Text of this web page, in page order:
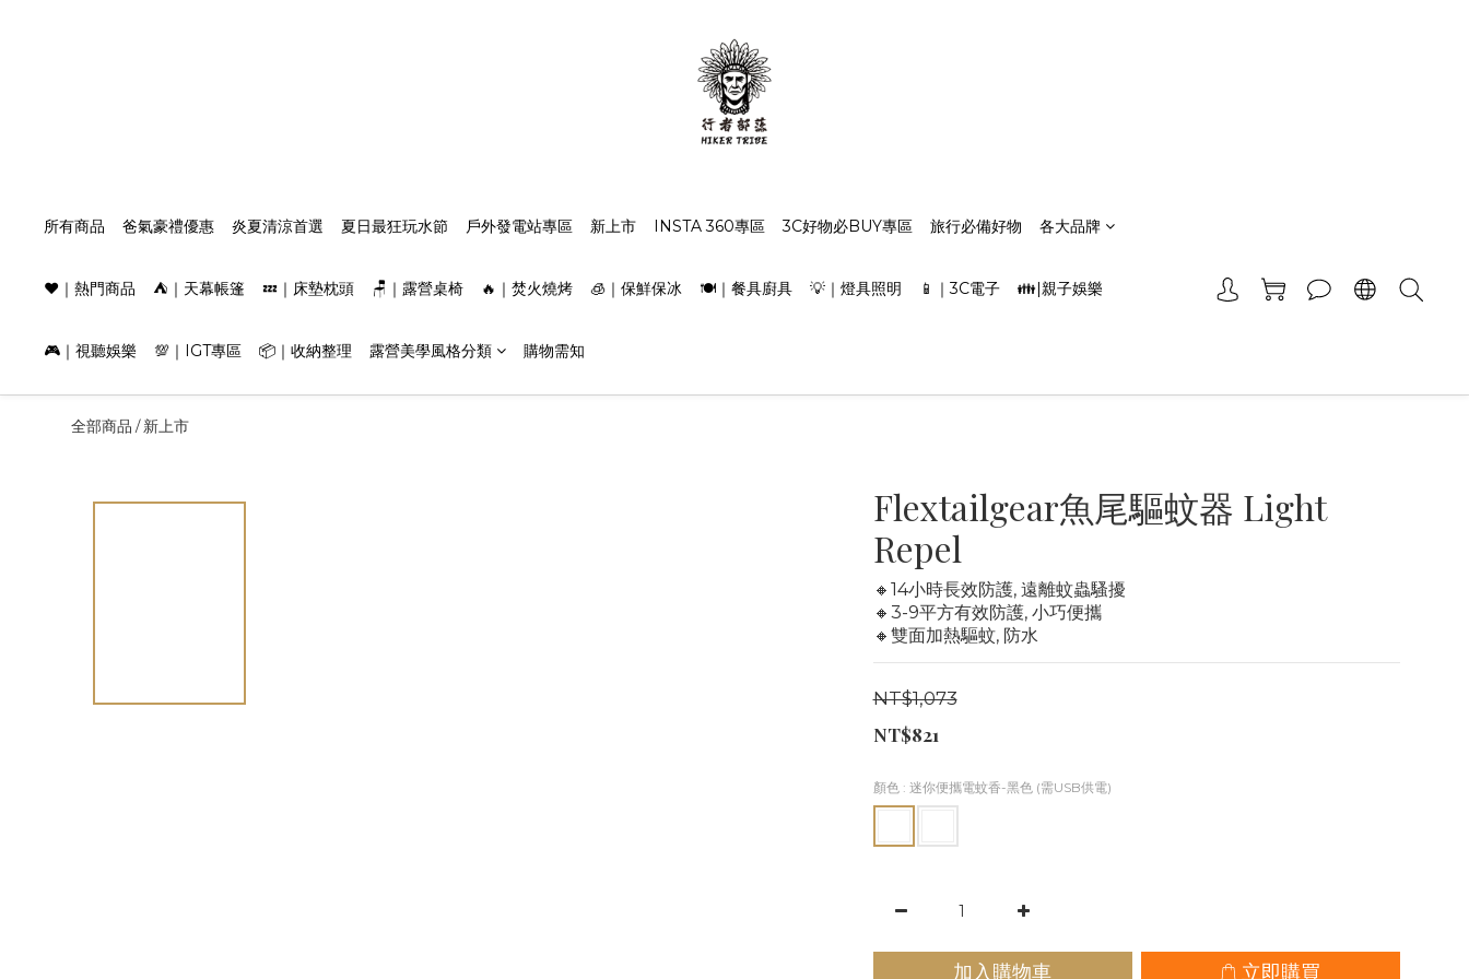
所有商品 爸氣豪禮優惠 炎夏清涼首選 夏日最狂玩水節 戶外發電站專區 新上市 INSTA 360專區 3C好物必BUY專區 旅行必備好物 各大品牌
❤️｜熱門商品 ⛺️｜天幕帳篷 💤｜床墊枕頭 🪑｜露營桌椅 🔥｜焚火燒烤 🧊｜保鮮保冰 🍽️｜餐具廚具 💡｜燈具照明 📱｜3C電子 👪|親子娛樂
🎮｜視聽娛樂 💯｜IGT專區 📦｜收納整理 露營美學風格分類 購物需知
全部商品 /新上市
Flextailgear魚尾驅蚊器 Light
Repel
🔸14小時長效防護, 遠離蚊蟲騷擾
🔸3-9平方有效防護, 小巧便攜
🔸雙面加熱驅蚊, 防水
NT$1,073
NT$821
顏色 : 迷你便攜電蚊香-黑色 (需USB供電)
加入購物車 立即購買